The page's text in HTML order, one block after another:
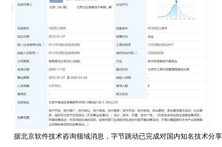
据北京软件技术咨询领域消息，字节跳动已完成对国内知名技术分享